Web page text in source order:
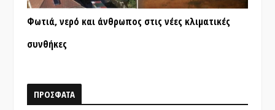
Φωτιά, νερό και άνθρωπος στις νέες κλιματικές
συνθήκες
ΠΡΟΣΦΑΤΑ